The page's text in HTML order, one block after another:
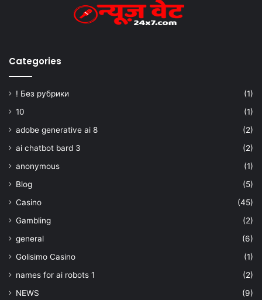
Categories
! Без рубрики
(1)
10
(1)
adobe generative ai 8
(2)
ai chatbot bard 3
(2)
anonymous
(1)
Blog
(5)
Casino
(45)
Gambling
(2)
general
(6)
Golisimo Casino
(1)
names for ai robots 1
(2)
NEWS
(9)